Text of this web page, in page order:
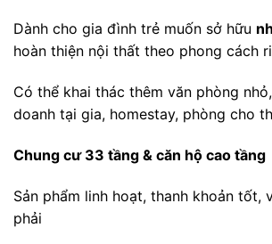
Dành cho gia đình trẻ muốn sở hữu
hoàn thiện nội thất theo phong cách
Có thể khai thác thêm văn phòng
doanh tại gia, homestay, phòng cho
Chung cư 33 tầng & căn hộ cao tầng
Sản phẩm linh hoạt, thanh khoản tốt,
phải